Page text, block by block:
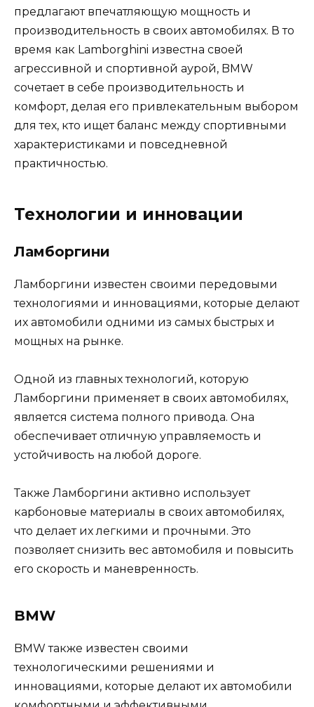
предлагают впечатляющую мощность и
производительность в своих автомобилях. В то
время как Lamborghini известна своей
агрессивной и спортивной аурой, BMW
сочетает в себе производительность и
комфорт, делая его привлекательным выбором
для тех, кто ищет баланс между спортивными
характеристиками и повседневной
практичностью.
Технологии и инновации
Ламборгини
Ламборгини известен своими передовыми
технологиями и инновациями, которые делают
их автомобили одними из самых быстрых и
мощных на рынке.
Одной из главных технологий, которую
Ламборгини применяет в своих автомобилях,
является система полного привода. Она
обеспечивает отличную управляемость и
устойчивость на любой дороге.
Также Ламборгини активно использует
карбоновые материалы в своих автомобилях,
что делает их легкими и прочными. Это
позволяет снизить вес автомобиля и повысить
его скорость и маневренность.
BMW
BMW также известен своими
технологическими решениями и
инновациями, которые делают их автомобили